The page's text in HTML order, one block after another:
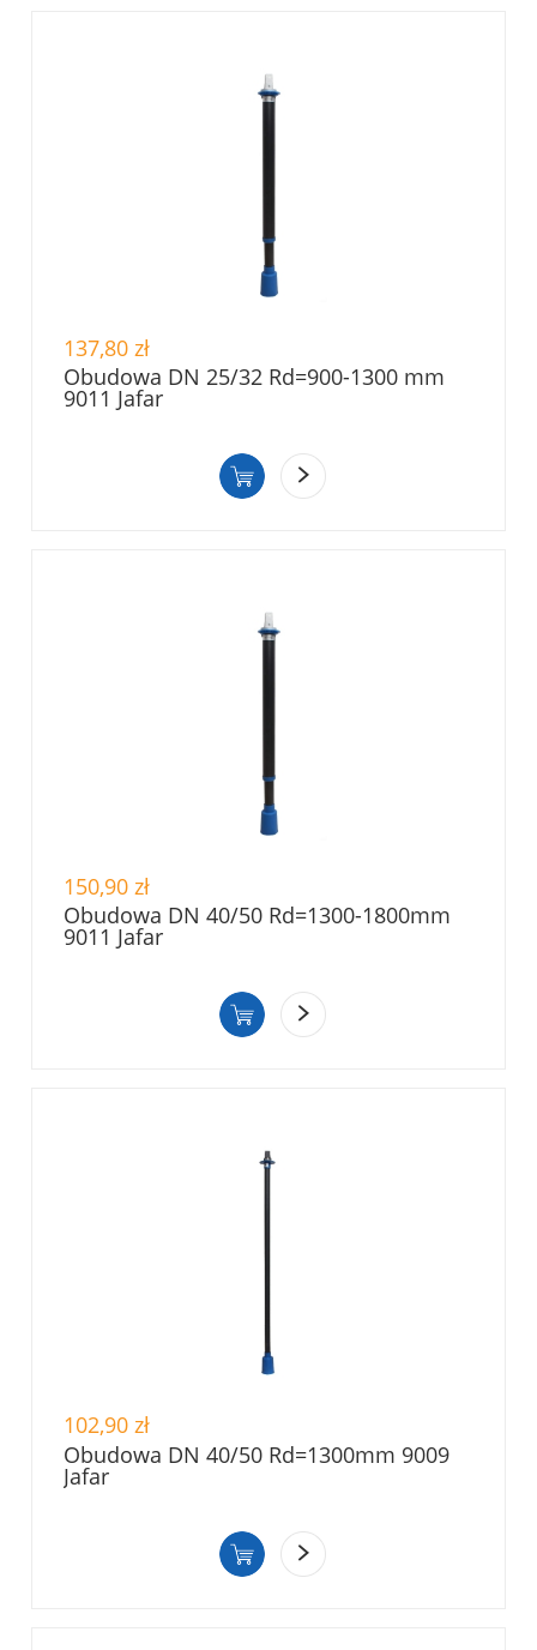
137,80 zł
Obudowa DN 25/32 Rd=900-1300 mm
9011 Jafar
150,90 zł
Obudowa DN 40/50 Rd=1300-1800mm
9011 Jafar
102,90 zł
Obudowa DN 40/50 Rd=1300mm 9009
Jafar